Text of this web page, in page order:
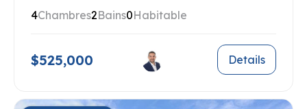
4Chambres2Bains0Habitable
$525,000 Details